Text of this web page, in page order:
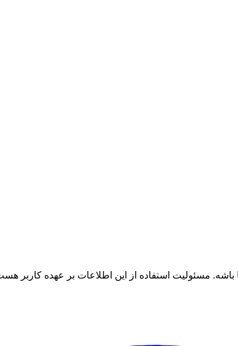
مسئولیت استفاده از این اطلاعات بر عهده کاربر